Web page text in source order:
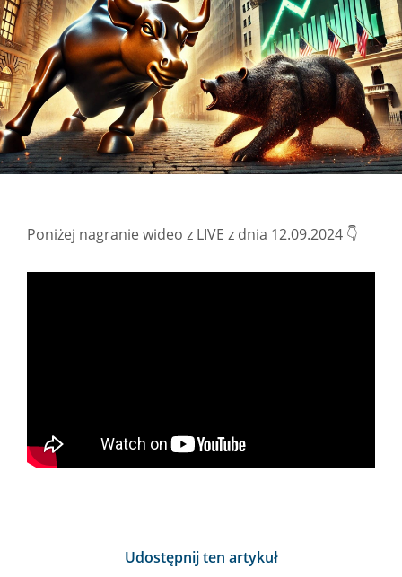
Poniżej nagranie wideo z LIVE z dnia 12.09.2024 👇
Udostępnij ten artykuł